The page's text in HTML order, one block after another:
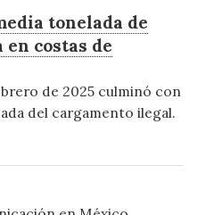
tonelada de
en costas de
de 2025 culminó con
del cargamento ilegal.